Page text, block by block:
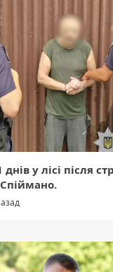
у лісі після